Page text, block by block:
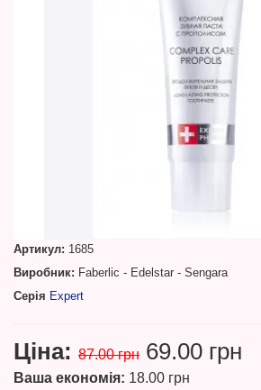
Артикул: 1685
Виробник: Faberlic - Edelstar - Sengara
Серія Expert
Ціна: 87.00 грн 69.00 грн
Ваша економія: 18.00 грн